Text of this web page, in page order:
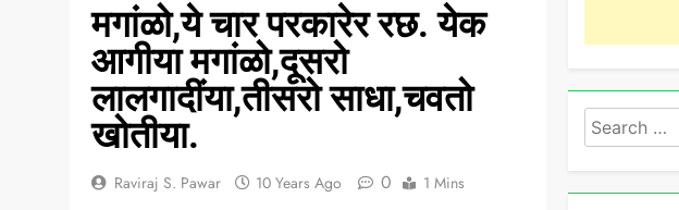
मगांळो,ये चार परकारेर रछ. येक
आगीया मगांळो,दूसरो
लालगादींया,तीसरो साधा,चवतो
खोतीया.
Raviraj S. Pawar 10 Years Ago 0 1 Mins
Search
for: